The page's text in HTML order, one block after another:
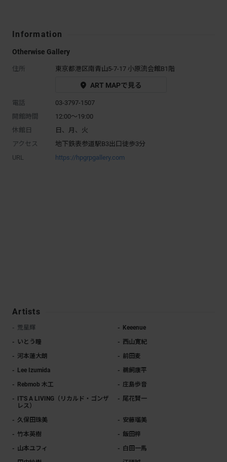
Information
Otherwise Gallery
住所 東京都港区南青山5-7-17 小原流会館B1階
ART MAPで見る
電話
03-3797-1507
開館時間
12:00～19:00
休館日
日、月、火
アクセス
地下鉄表参道駅B3出口徒歩3分
URL
https://hpgrpgallery.com
Artists
荒星輝
Keeenue
いとう瞳
西山寛紀
河本蓮大朗
前田麦
Lee Izumida
鵜飼康平
Rebmob 木工
庄島歩音
IT'S A LIVING（リカルド・ゴンザ
レス）
尾花賢一
久保田珠美
安藤瑠美
竹本英樹
飯田梓
山本ユフィ
白田一馬